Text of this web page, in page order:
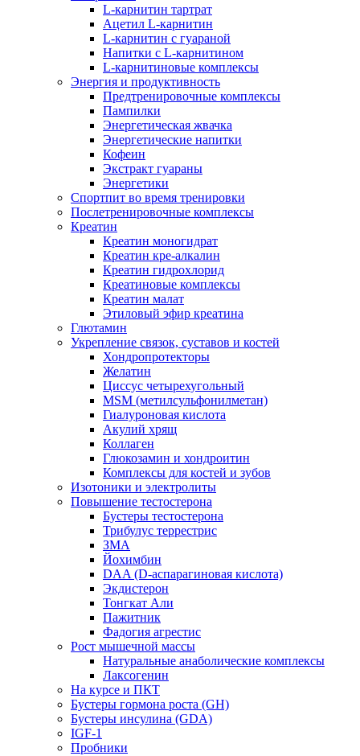
L-карнитин тартрат
Ацетил L-карнитин
L-карнитин с гуараной
Напитки c L-карнитином
L-карнитиновые комплексы
Энергия и продуктивность
Предтренировочные комплексы
Пампилки
Энергетическая жвачка
Энергетические напитки
Кофеин
Экстракт гуараны
Энергетики
Спортпит во время тренировки
Послетренировочные комплексы
Креатин
Креатин моногидрат
Креатин кре-алкалин
Креатин гидрохлорид
Креатиновые комплексы
Креатин малат
Этиловый эфир креатина
Глютамин
Укрепление связок, суставов и костей
Хондропротекторы
Желатин
Циссус четырехугольный
MSM (метилсульфонилметан)
Гиалуроновая кислота
Акулий хрящ
Коллаген
Глюкозамин и хондроитин
Комплексы для костей и зубов
Изотоники и электролиты
Повышение тестостерона
Бустеры тестостерона
Трибулус террестрис
ЗМА
Йохимбин
DAA (D-аспарагиновая кислота)
Экдистерон
Тонгкат Али
Пажитник
Фадогия агрестис
Рост мышечной массы
Натуральные анаболические комплексы
Лаксогенин
На курсе и ПКТ
Бустеры гормона роста (GH)
Бустеры инсулина (GDA)
IGF-1
Пробники